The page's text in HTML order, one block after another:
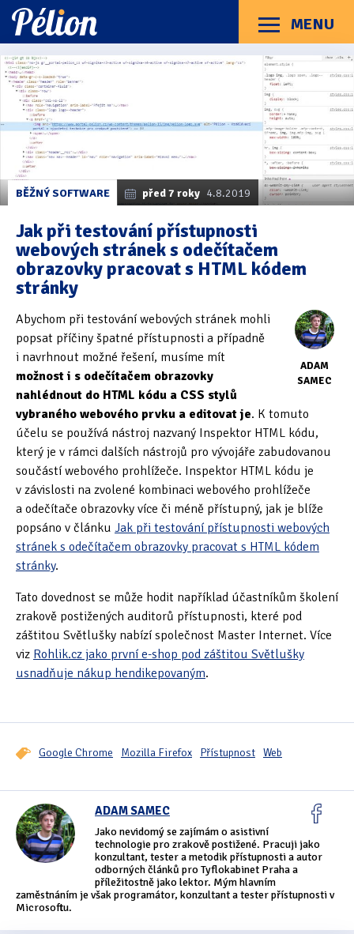
Přejít
na
štítky
Přejít
na
kategorie
Přejít
na
obsah
MENU
Menu
Články
Příručky O Pélionu Kontakt
Kategorie článků
Dotazníky(3)
Hardware(163)
Braillské řádky (31)
Lupy(8)
Mobilní zařízení(85)
Počítače a notebooky
Zápisníky(7)
Názory & zkušenosti(143)
Oficiální materiály (57)
Pozvánky & oznámení(67)
Pracuji sluchem(564)
Pracuji sluchem a hmatem(566)
Pracuji zrakem (456)
Pracuji zrakem a sluchem(515)
Služby
(115)
Software(503)
Asistivní software(428)
Tipy & triky(17)
BĚŽNÝ SOFTWARE před 7 roky 4.8.2019
Jak při testování přístupnosti
webových stránek s odečítačem
obrazovky pracovat s HTML kódem
stránky
ADAM
SAMEC
Abychom při testování webových stránek mohli
popsat příčiny špatné přístupnosti a případně
i navrhnout možné řešení, musíme mít
možnost i s odečítačem obrazovky
nahlédnout do HTML kódu a CSS stylů
vybraného webového prvku a editovat je. K tomuto
účelu se používá nástroj nazvaný Inspektor HTML kódu,
který je v rámci dalších nástrojů pro vývojáře zabudovanou
součástí webového prohlížeče. Inspektor HTML kódu je
v závislosti na zvolené kombinaci webového prohlížeče
a odečítače obrazovky více či méně přístupný, jak je blíže
popsáno v článku Jak při testování přístupnosti webových
stránek s odečítačem obrazovky pracovat s HTML kódem
stránky.
Tato dovednost se může hodit například účastníkům školení
zrakově postižených auditorů přístupnosti, které pod
záštitou Světlušky nabízí společnost Master Internet. Více
viz Rohlik.cz jako první e-shop pod záštitou Světlušky
usnadňuje nákup hendikepovaným.
Google Chrome Mozilla Firefox Přístupnost Web
ADAM SAMEC
Jako nevidomý se zajímám o asistivní
technologie pro zrakově postižené. Pracuji jako
konzultant, tester a metodik přístupnosti a autor
odborných článků pro Tyflokabinet Praha a
příležitostně jako lektor. Mým hlavním
zaměstnáním je však programátor, konzultant a tester přístupnosti v
Microsoftu.